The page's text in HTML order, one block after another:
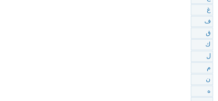
غ
ف
ق
ك
ل
م
ن
ه